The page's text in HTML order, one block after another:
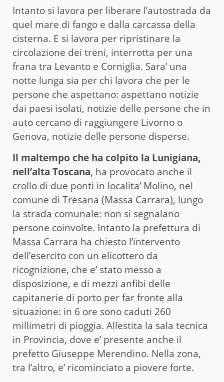
Intanto si lavora per liberare l’autostrada da
quel mare di fango e dalla carcassa della
cisterna. E si lavora per ripristinare la
circolazione dei treni, interrotta per una
frana tra Levanto e Corniglia. Sara’ una
notte lunga sia per chi lavora che per le
persone che aspettano: aspettano notizie
dai paesi isolati, notizie delle persone che in
auto cercano di raggiungere Livorno o
Genova, notizie delle persone disperse.
Il maltempo che ha colpito la Lunigiana,
nell’alta Toscana, ha provocato anche il
crollo di due ponti in localita’ Molino, nel
comune di Tresana (Massa Carrara), lungo
la strada comunale: non si segnalano
persone coinvolte. Intanto la prefettura di
Massa Carrara ha chiesto l’intervento
dell’esercito con un elicottero da
ricognizione, che e’ stato messo a
disposizione, e di mezzi anfibi delle
capitanerie di porto per far fronte alla
situazione: in 6 ore sono caduti 260
millimetri di pioggia. Allestita la sala tecnica
in Provincia, dove e’ presente anche il
prefetto Giuseppe Merendino. Nella zona,
tra l’altro, e’ ricominciato a piovere forte.